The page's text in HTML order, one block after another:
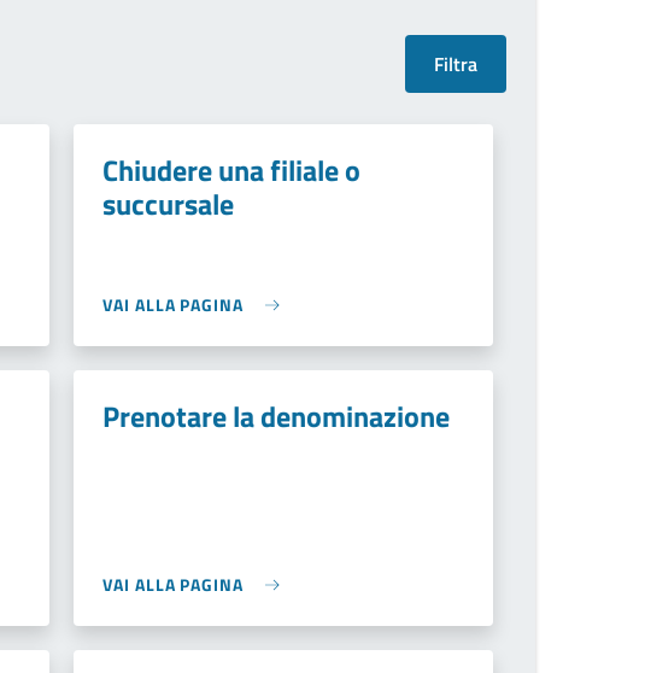
Chiudere una filiale o
succursale
VAI ALLA PAGINA
Prenotare la denominazione
VAI ALLA PAGINA